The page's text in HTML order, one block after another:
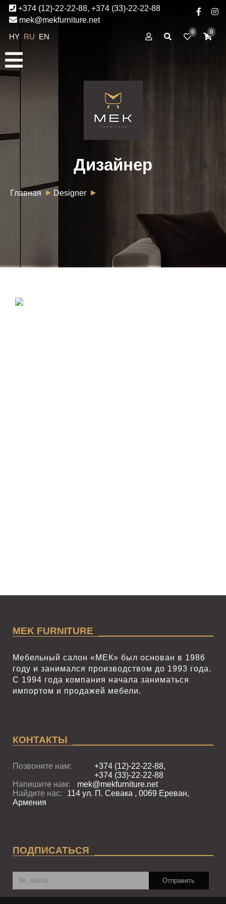
+374 (12)-22-22-88, +374 (33)-22-22-88
mek@mekfurniture.net
HY RU EN
0 0
Дизайнер
Главная Designer
MEK FURNITURE
Мебельный салон «МЕК» был основан в 1986
году и занимался производством до 1993 года.
С 1994 года компания начала заниматься
импортом и продажей мебели.
КОНТАКТЫ
Позвоните нам:
+374 (12)-22-22-88,
+374 (33)-22-22-88
Напишите нам:
mek@mekfurniture.net
Найдите нас:
114 ул. П. Севака , 0069 Ереван,
Армения
ПОДПИСАТЬСЯ